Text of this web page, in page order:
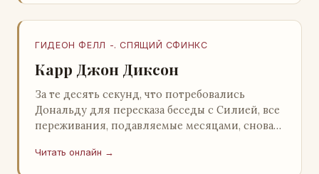
ГИДЕОН ФЕЛЛ -. СПЯЩИЙ СФИНКС
Карр Джон Диксон
За те десять секунд, что потребовались
Дональду для пересказа беседы с Силией, все
переживания, подавляемые месяцами, снова
среди…
Читать онлайн →